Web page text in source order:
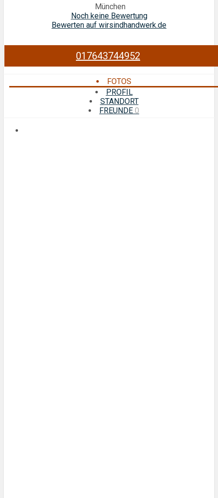
München
Noch keine Bewertung
Bewerten auf wirsindhandwerk.de
017643744952
FOTOS
PROFIL
STANDORT
FREUNDE 0